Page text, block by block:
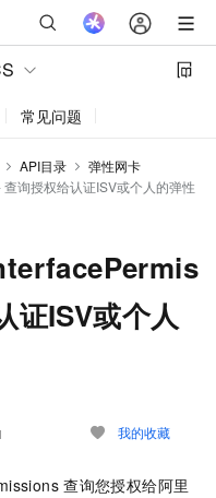
常见问题
API目录
弹性网卡
询授权给认证ISV或个人的弹性
证ISV或个人
我的收藏
查询您授权给阿里